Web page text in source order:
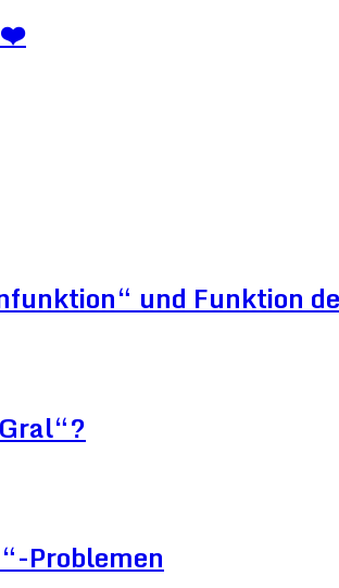
❤️
und Funktion
Problemen